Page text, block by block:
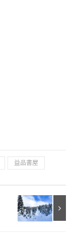
益品書屋